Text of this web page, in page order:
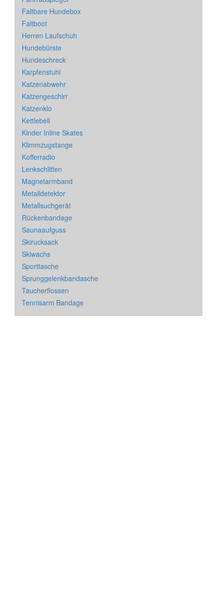
Faltbare Hundebox
Faltboot
Herren Laufschuh
Hundebürste
Hundeschreck
Karpfenstuhl
Katzenabwehr
Katzengeschirr
Katzenklo
Kettlebell
Kinder Inline Skates
Klimmzugstange
Kofferradio
Lenkschlitten
Magnetarmband
Metalldetektor
Metallsuchgerät
Rückenbandage
Saunaaufguss
Skirucksack
Skiwachs
Sporttasche
Sprunggelenkbandasche
Taucherflossen
Tennisarm Bandage